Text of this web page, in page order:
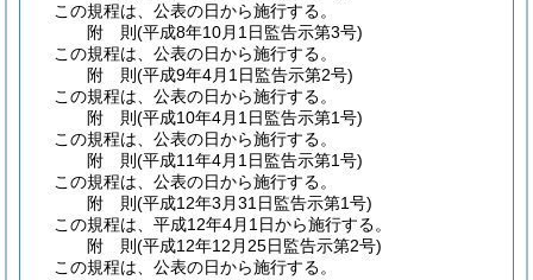
この規程は、公表の日から施行する。
附 則(平成8年10月1日監告示第3号)
この規程は、公表の日から施行する。
附 則(平成9年4月1日監告示第2号)
この規程は、公表の日から施行する。
附 則(平成10年4月1日監告示第1号)
この規程は、公表の日から施行する。
附 則(平成11年4月1日監告示第1号)
この規程は、公表の日から施行する。
附 則(平成12年3月31日監告示第1号)
この規程は、平成12年4月1日から施行する。
附 則(平成12年12月25日監告示第2号)
この規程は、公表の日から施行する。